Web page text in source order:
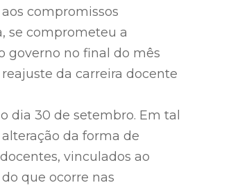
compromissos
se comprometeu a
governo no final do mês
da carreira docente
dia 30 de setembro. Em tal
da forma de
vinculados ao
que ocorre nas